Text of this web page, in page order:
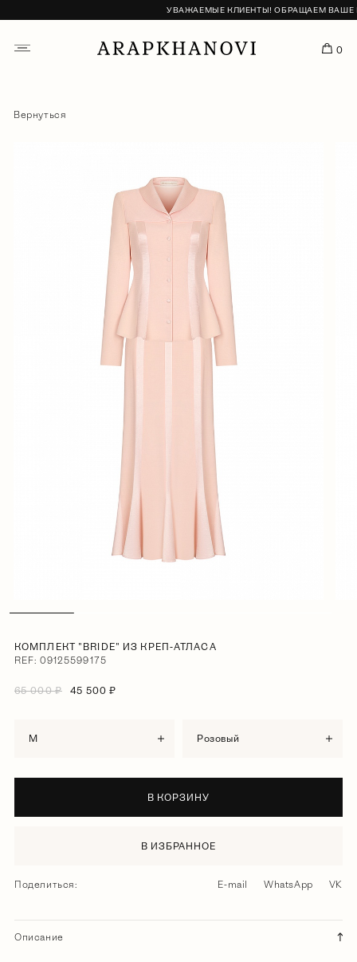
УВАЖАЕМЫЕ КЛИЕНТЫ! ОБРАЩАЕМ ВАШЕ
0
Вернуться
КОМПЛЕКТ "BRIDE" ИЗ КРЕП-АТЛАСА
REF: 09125599175
65 000 ₽ 45 500 ₽
M розовый
В КОРЗИНУ
В ИЗБРАННОЕ
Поделиться: E-mail WhatsApp VK
Описание